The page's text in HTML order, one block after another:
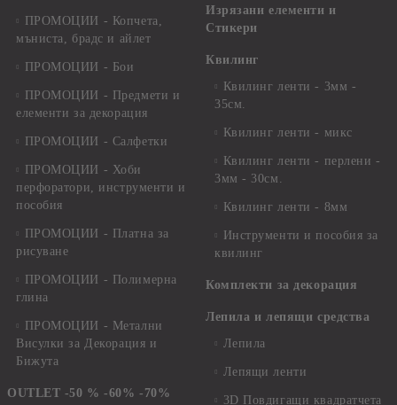
ПРОМОЦИИ - Копчета,
мъниста, брадс и айлет
ПРОМОЦИИ - Бои
ПРОМОЦИИ - Предмети и
елементи за декорация
ПРОМОЦИИ - Салфетки
ПРОМОЦИИ - Хоби
перфоратори, инструменти и
пособия
ПРОМОЦИИ - Платна за
рисуване
ПРОМОЦИИ - Полимерна
глина
ПРОМОЦИИ - Метални
Висулки за Декорация и
Бижута
OUTLET -50 % -60% -70%
Изрязани елементи и
Стикери
Квилинг
Квилинг ленти - 3мм -
35см.
Квилинг ленти - микс
Квилинг ленти - перлени -
3мм - 30см.
Квилинг ленти - 8мм
Инструменти и пособия за
квилинг
Комплекти за декорация
Лепила и лепящи средства
Лепила
Лепящи ленти
3D Повдигащи квадратчета